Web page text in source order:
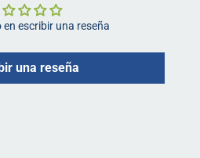
en escribir una reseña
una reseña